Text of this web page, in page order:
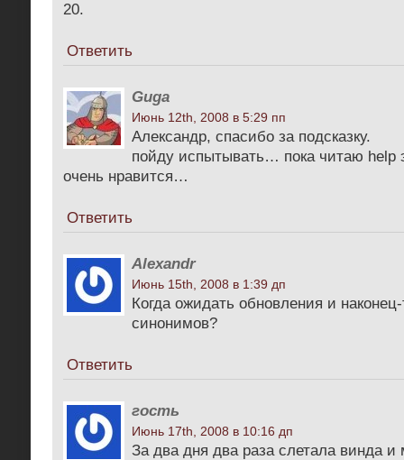
20.
Ответить
Guga
Июнь 12th, 2008 в 5:29 пп
Александр, спасибо за подсказку.
пойду испытывать… пока читаю help
очень нравится…
Ответить
Alexandr
Июнь 15th, 2008 в 1:39 дп
Когда ожидать обновления и
синонимов?
Ответить
гость
Июнь 17th, 2008 в 10:16 дп
За два дня два раза слетала винда и